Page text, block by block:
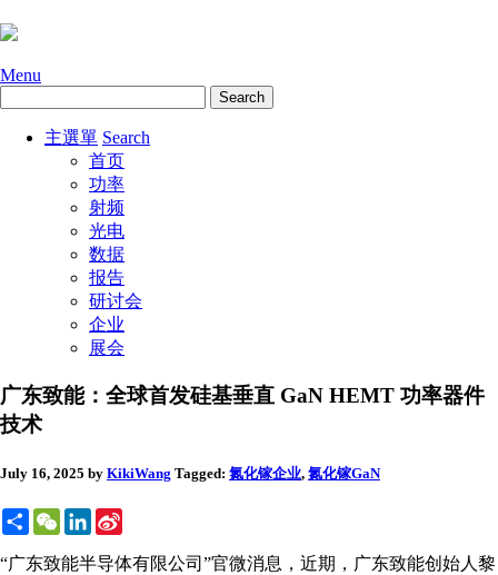
Menu
主選單 Search
首页
功率
射频
光电
数据
报告
研讨会
企业
展会
广东致能：全球首发硅基垂直 GaN HEMT 功率器件
技术
July 16, 2025 by KikiWang Tagged: 氮化镓企业, 氮化镓GaN
ShareWeChatLinkedIn
“广东致能半导体有限公司”官微消息，近期，广东致能创始人黎